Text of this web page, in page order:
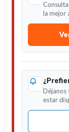
la mejor
Déjanos
estar